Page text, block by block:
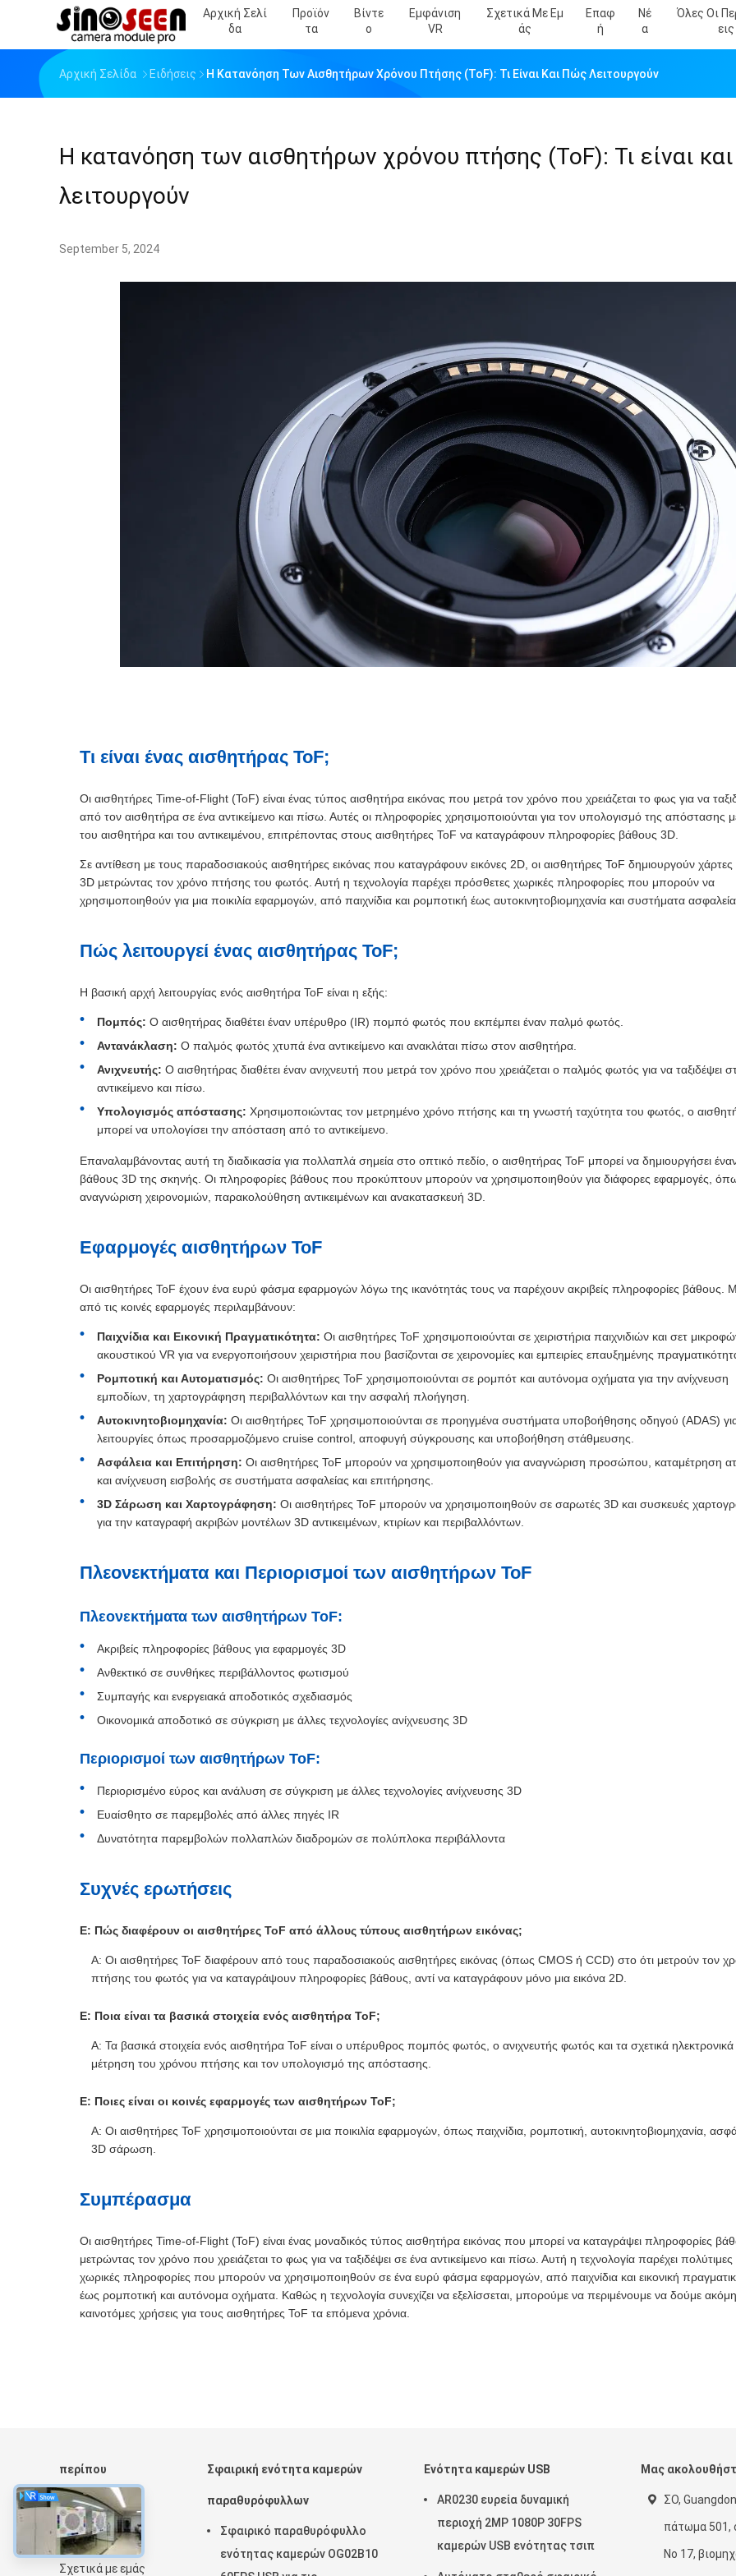
Αρχική Σελί
Δα
Προϊόν
Τα
Βίντε
Ο
Εμφάνιση
VR
Σχετικά Με Εμ
Άς
Επαφ
Ή
Νέ
Α
Όλες Οι
Εις
Αρχική Σελίδα Ειδήσεις Η Κατανόηση Των Αισθητήρων Χρόνου Πτήσης (ToF): Τι Είναι Και Πώς Λειτουργούν
Η κατανόηση των αισθητήρων χρόνου πτήσης (ToF): Τι είναι
λειτουργούν
September 5, 2024
Τι είναι ένας αισθητήρας ToF;
Οι αισθητήρες Time-of-Flight (ToF) είναι ένας τύπος αισθητήρα εικόνας που μετρά τον χρόνο που χρειάζεται το φως για να
από τον αισθητήρα σε ένα αντικείμενο και πίσω. Αυτές οι πληροφορίες χρησιμοποιούνται για τον υπολογισμό της απόστασης
του αισθητήρα και του αντικειμένου, επιτρέποντας στους αισθητήρες ToF να καταγράφουν πληροφορίες βάθους 3D.
Σε αντίθεση με τους παραδοσιακούς αισθητήρες εικόνας που καταγράφουν εικόνες 2D, οι αισθητήρες ToF δημιουργούν
3D μετρώντας τον χρόνο πτήσης του φωτός. Αυτή η τεχνολογία παρέχει πρόσθετες χωρικές πληροφορίες που μπορούν να
χρησιμοποιηθούν για μια ποικιλία εφαρμογών, από παιχνίδια και ρομποτική έως αυτοκινητοβιομηχανία και συστήματα
Πώς λειτουργεί ένας αισθητήρας ToF;
Η βασική αρχή λειτουργίας ενός αισθητήρα ToF είναι η εξής:
Πομπός: Ο αισθητήρας διαθέτει έναν υπέρυθρο (IR) πομπό φωτός που εκπέμπει έναν παλμό φωτός.
Αντανάκλαση: Ο παλμός φωτός χτυπά ένα αντικείμενο και ανακλάται πίσω στον αισθητήρα.
Ανιχνευτής: Ο αισθητήρας διαθέτει έναν ανιχνευτή που μετρά τον χρόνο που χρειάζεται ο παλμός φωτός για να ταξιδέψει
αντικείμενο και πίσω.
Υπολογισμός απόστασης: Χρησιμοποιώντας τον μετρημένο χρόνο πτήσης και τη γνωστή ταχύτητα του φωτός, ο
μπορεί να υπολογίσει την απόσταση από το αντικείμενο.
Επαναλαμβάνοντας αυτή τη διαδικασία για πολλαπλά σημεία στο οπτικό πεδίο, ο αισθητήρας ToF μπορεί να δημιουργήσει
βάθους 3D της σκηνής. Οι πληροφορίες βάθους που προκύπτουν μπορούν να χρησιμοποιηθούν για διάφορες εφαρμογές,
αναγνώριση χειρονομιών, παρακολούθηση αντικειμένων και ανακατασκευή 3D.
Εφαρμογές αισθητήρων ToF
Οι αισθητήρες ToF έχουν ένα ευρύ φάσμα εφαρμογών λόγω της ικανότητάς τους να παρέχουν ακριβείς πληροφορίες βάθους.
από τις κοινές εφαρμογές περιλαμβάνουν:
Παιχνίδια και Εικονική Πραγματικότητα: Οι αισθητήρες ToF χρησιμοποιούνται σε χειριστήρια παιχνιδιών και σετ
ακουστικού VR για να ενεργοποιήσουν χειριστήρια που βασίζονται σε χειρονομίες και εμπειρίες επαυξημένης
Ρομποτική και Αυτοματισμός: Οι αισθητήρες ToF χρησιμοποιούνται σε ρομπότ και αυτόνομα οχήματα για την ανίχνευση
εμποδίων, τη χαρτογράφηση περιβαλλόντων και την ασφαλή πλοήγηση.
Αυτοκινητοβιομηχανία: Οι αισθητήρες ToF χρησιμοποιούνται σε προηγμένα συστήματα υποβοήθησης οδηγού (ADAS)
λειτουργίες όπως προσαρμοζόμενο cruise control, αποφυγή σύγκρουσης και υποβοήθηση στάθμευσης.
Ασφάλεια και Επιτήρηση: Οι αισθητήρες ToF μπορούν να χρησιμοποιηθούν για αναγνώριση προσώπου, καταμέτρηση
και ανίχνευση εισβολής σε συστήματα ασφαλείας και επιτήρησης.
3D Σάρωση και Χαρτογράφηση: Οι αισθητήρες ToF μπορούν να χρησιμοποιηθούν σε σαρωτές 3D και συσκευές
για την καταγραφή ακριβών μοντέλων 3D αντικειμένων, κτιρίων και περιβαλλόντων.
Πλεονεκτήματα και Περιορισμοί των αισθητήρων ToF
Πλεονεκτήματα των αισθητήρων ToF:
Ακριβείς πληροφορίες βάθους για εφαρμογές 3D
Ανθεκτικό σε συνθήκες περιβάλλοντος φωτισμού
Συμπαγής και ενεργειακά αποδοτικός σχεδιασμός
Οικονομικά αποδοτικό σε σύγκριση με άλλες τεχνολογίες ανίχνευσης 3D
Περιορισμοί των αισθητήρων ToF:
Περιορισμένο εύρος και ανάλυση σε σύγκριση με άλλες τεχνολογίες ανίχνευσης 3D
Ευαίσθητο σε παρεμβολές από άλλες πηγές IR
Δυνατότητα παρεμβολών πολλαπλών διαδρομών σε πολύπλοκα περιβάλλοντα
Συχνές ερωτήσεις
Ε: Πώς διαφέρουν οι αισθητήρες ToF από άλλους τύπους αισθητήρων εικόνας;
Α: Οι αισθητήρες ToF διαφέρουν από τους παραδοσιακούς αισθητήρες εικόνας (όπως CMOS ή CCD) στο ότι μετρούν τον
πτήσης του φωτός για να καταγράψουν πληροφορίες βάθους, αντί να καταγράφουν μόνο μια εικόνα 2D.
Ε: Ποια είναι τα βασικά στοιχεία ενός αισθητήρα ToF;
Α: Τα βασικά στοιχεία ενός αισθητήρα ToF είναι ο υπέρυθρος πομπός φωτός, ο ανιχνευτής φωτός και τα σχετικά ηλεκτρονικά
μέτρηση του χρόνου πτήσης και τον υπολογισμό της απόστασης.
Ε: Ποιες είναι οι κοινές εφαρμογές των αισθητήρων ToF;
Α: Οι αισθητήρες ToF χρησιμοποιούνται σε μια ποικιλία εφαρμογών, όπως παιχνίδια, ρομποτική, αυτοκινητοβιομηχανία,
3D σάρωση.
Συμπέρασμα
Οι αισθητήρες Time-of-Flight (ToF) είναι ένας μοναδικός τύπος αισθητήρα εικόνας που μπορεί να καταγράψει πληροφορίες
μετρώντας τον χρόνο που χρειάζεται το φως για να ταξιδέψει σε ένα αντικείμενο και πίσω. Αυτή η τεχνολογία παρέχει πολύτιμες
χωρικές πληροφορίες που μπορούν να χρησιμοποιηθούν σε ένα ευρύ φάσμα εφαρμογών, από παιχνίδια και εικονική
έως ρομποτική και αυτόνομα οχήματα. Καθώς η τεχνολογία συνεχίζει να εξελίσσεται, μπορούμε να περιμένουμε να δούμε
καινοτόμες χρήσεις για τους αισθητήρες ToF τα επόμενα χρόνια.
περίπου
Αρχική Σελίδα
Προϊόντα
Εμφάνιση VR
Σχετικά με εμάς
Σφαιρική ενότητα καμερών
παραθυρόφυλλων
Σφαιρικό παραθυρόφυλλο
ενότητας καμερών OG02B10
Ενότητα καμερών USB
AR0230 ευρεία δυναμική
περιοχή 2MP 1080P 30FPS
καμερών USB ενότητας τσιπ
Μας
ΣΟ,
πάτωμα 501,
Νο 17,